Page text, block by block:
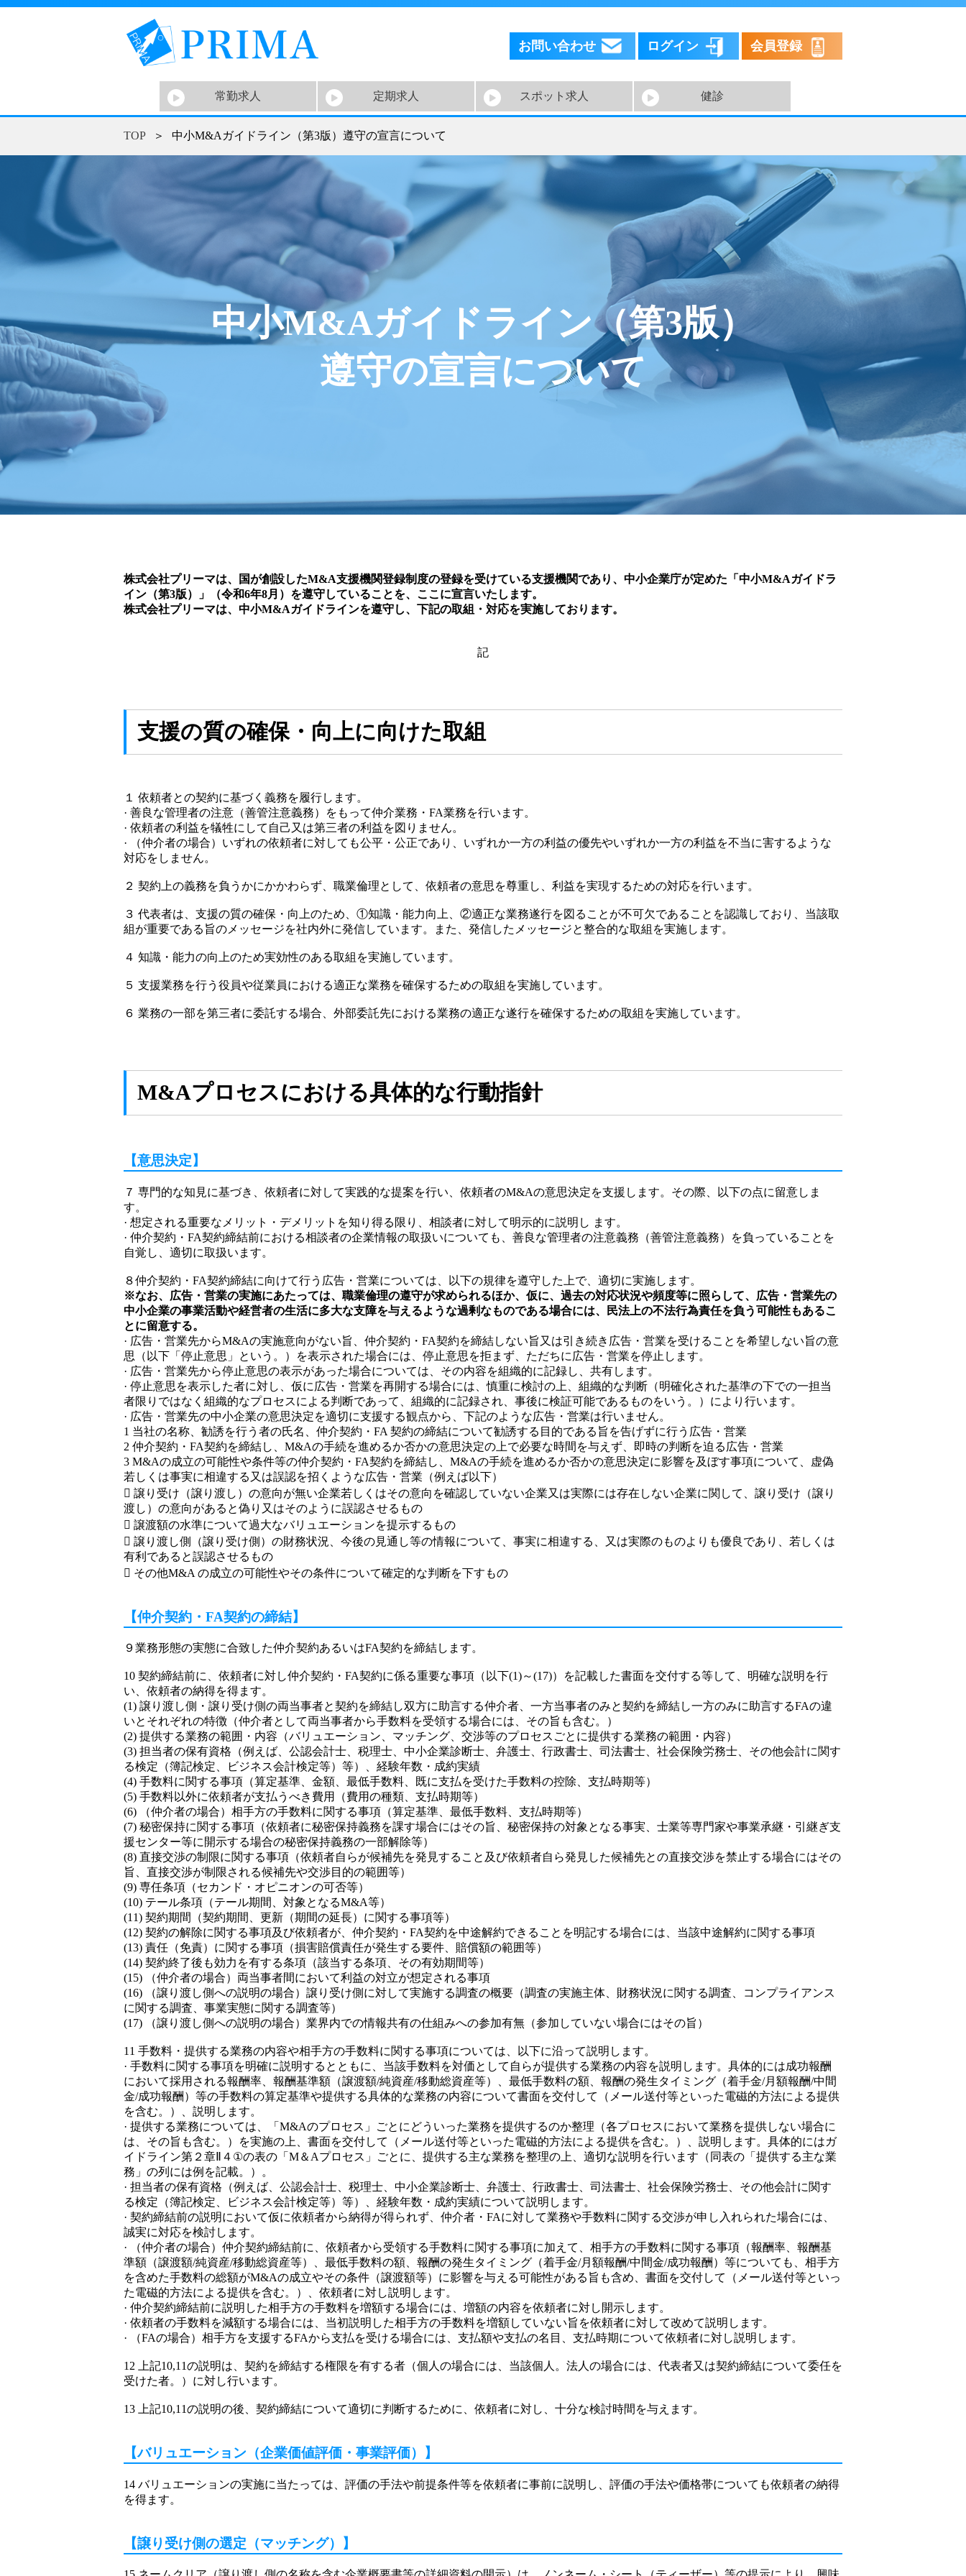
お問い合わせ ログイン 会員登録
常勤求人 定期求人 スポット求人 健診
TOP ＞ 中小M&Aガイドライン（第3版）遵守の宣言について
中小M&Aガイドライン（第3版）
遵守の宣言について
株式会社プリーマは、国が創設したM&A支援機関登録制度の登録を受けている支援機関であり、中小企業庁が定めた「中小M&Aガイドラ
イン（第3版）」（令和6年8月）を遵守していることを、ここに宣言いたします。
株式会社プリーマは、中小M&Aガイドラインを遵守し、下記の取組・対応を実施しております。
記
支援の質の確保・向上に向けた取組
１ 依頼者との契約に基づく義務を履行します。
· 善良な管理者の注意（善管注意義務）をもって仲介業務・FA業務を行います。
· 依頼者の利益を犠牲にして自己又は第三者の利益を図りません。
· （仲介者の場合）いずれの依頼者に対しても公平・公正であり、いずれか一方の利益の優先やいずれか一方の利益を不当に害するような
対応をしません。
２ 契約上の義務を負うかにかかわらず、職業倫理として、依頼者の意思を尊重し、利益を実現するための対応を行います。
３ 代表者は、支援の質の確保・向上のため、①知識・能力向上、②適正な業務遂行を図ることが不可欠であることを認識しており、当該取
組が重要である旨のメッセージを社内外に発信しています。また、発信したメッセージと整合的な取組を実施します。
４ 知識・能力の向上のため実効性のある取組を実施しています。
５ 支援業務を行う役員や従業員における適正な業務を確保するための取組を実施しています。
６ 業務の一部を第三者に委託する場合、外部委託先における業務の適正な遂行を確保するための取組を実施しています。
M&Aプロセスにおける具体的な行動指針
【意思決定】
７ 専門的な知見に基づき、依頼者に対して実践的な提案を行い、依頼者のM&Aの意思決定を支援します。その際、以下の点に留意しま
す。
· 想定される重要なメリット・デメリットを知り得る限り、相談者に対して明示的に説明し ます。
· 仲介契約・FA契約締結前における相談者の企業情報の取扱いについても、善良な管理者の注意義務（善管注意義務）を負っていることを
自覚し、適切に取扱います。
８仲介契約・FA契約締結に向けて行う広告・営業については、以下の規律を遵守した上で、適切に実施します。
※なお、広告・営業の実施にあたっては、職業倫理の遵守が求められるほか、仮に、過去の対応状況や頻度等に照らして、広告・営業先の
中小企業の事業活動や経営者の生活に多大な支障を与えるような過剰なものである場合には、民法上の不法行為責任を負う可能性もあるこ
とに留意する。
· 広告・営業先からM&Aの実施意向がない旨、仲介契約・FA契約を締結しない旨又は引き続き広告・営業を受けることを希望しない旨の意
思（以下「停止意思」という。）を表示された場合には、停止意思を拒まず、ただちに広告・営業を停止します。
· 広告・営業先から停止意思の表示があった場合については、その内容を組織的に記録し、共有します。
· 停止意思を表示した者に対し、仮に広告・営業を再開する場合には、慎重に検討の上、組織的な判断（明確化された基準の下での一担当
者限りではなく組織的なプロセスによる判断であって、組織的に記録され、事後に検証可能であるものをいう。）により行います。
· 広告・営業先の中小企業の意思決定を適切に支援する観点から、下記のような広告・営業は行いません。
1 当社の名称、勧誘を行う者の氏名、仲介契約・FA 契約の締結について勧誘する目的である旨を告げずに行う広告・営業
2 仲介契約・FA契約を締結し、M&Aの手続を進めるか否かの意思決定の上で必要な時間を与えず、即時の判断を迫る広告・営業
3 M&Aの成立の可能性や条件等の仲介契約・FA契約を締結し、M&Aの手続を進めるか否かの意思決定に影響を及ぼす事項について、虚偽
若しくは事実に相違する又は誤認を招くような広告・営業（例えば以下）
 譲り受け（譲り渡し）の意向が無い企業若しくはその意向を確認していない企業又は実際には存在しない企業に関して、譲り受け（譲り
渡し）の意向があると偽り又はそのように誤認させるもの
 譲渡額の水準について過大なバリュエーションを提示するもの
 譲り渡し側（譲り受け側）の財務状況、今後の見通し等の情報について、事実に相違する、又は実際のものよりも優良であり、若しくは
有利であると誤認させるもの
 その他M&A の成立の可能性やその条件について確定的な判断を下すもの
【仲介契約・FA契約の締結】
９業務形態の実態に合致した仲介契約あるいはFA契約を締結します。
10 契約締結前に、依頼者に対し仲介契約・FA契約に係る重要な事項（以下(1)～(17)）を記載した書面を交付する等して、明確な説明を行
い、依頼者の納得を得ます。
(1) 譲り渡し側・譲り受け側の両当事者と契約を締結し双方に助言する仲介者、一方当事者のみと契約を締結し一方のみに助言するFAの違
いとそれぞれの特徴（仲介者として両当事者から手数料を受領する場合には、その旨も含む。）
(2) 提供する業務の範囲・内容（バリュエーション、マッチング、交渉等のプロセスごとに提供する業務の範囲・内容）
(3) 担当者の保有資格（例えば、公認会計士、税理士、中小企業診断士、弁護士、行政書士、司法書士、社会保険労務士、その他会計に関す
る検定（簿記検定、ビジネス会計検定等）等）、経験年数・成約実績
(4) 手数料に関する事項（算定基準、金額、最低手数料、既に支払を受けた手数料の控除、支払時期等）
(5) 手数料以外に依頼者が支払うべき費用（費用の種類、支払時期等）
(6) （仲介者の場合）相手方の手数料に関する事項（算定基準、最低手数料、支払時期等）
(7) 秘密保持に関する事項（依頼者に秘密保持義務を課す場合にはその旨、秘密保持の対象となる事実、士業等専門家や事業承継・引継ぎ支
援センター等に開示する場合の秘密保持義務の一部解除等）
(8) 直接交渉の制限に関する事項（依頼者自らが候補先を発見すること及び依頼者自ら発見した候補先との直接交渉を禁止する場合にはその
旨、直接交渉が制限される候補先や交渉目的の範囲等）
(9) 専任条項（セカンド・オピニオンの可否等）
(10) テール条項（テール期間、対象となるM&A等）
(11) 契約期間（契約期間、更新（期間の延長）に関する事項等）
(12) 契約の解除に関する事項及び依頼者が、仲介契約・FA契約を中途解約できることを明記する場合には、当該中途解約に関する事項
(13) 責任（免責）に関する事項（損害賠償責任が発生する要件、賠償額の範囲等）
(14) 契約終了後も効力を有する条項（該当する条項、その有効期間等）
(15) （仲介者の場合）両当事者間において利益の対立が想定される事項
(16) （譲り渡し側への説明の場合）譲り受け側に対して実施する調査の概要（調査の実施主体、財務状況に関する調査、コンプライアンス
に関する調査、事業実態に関する調査等）
(17) （譲り渡し側への説明の場合）業界内での情報共有の仕組みへの参加有無（参加していない場合にはその旨）
11 手数料・提供する業務の内容や相手方の手数料に関する事項については、以下に沿って説明します。
· 手数料に関する事項を明確に説明するとともに、当該手数料を対価として自らが提供する業務の内容を説明します。具体的には成功報酬
において採用される報酬率、報酬基準額（譲渡額/純資産/移動総資産等）、最低手数料の額、報酬の発生タイミング（着手金/月額報酬/中間
金/成功報酬）等の手数料の算定基準や提供する具体的な業務の内容について書面を交付して（メール送付等といった電磁的方法による提供
を含む。）、説明します。
· 提供する業務については、「M&Aのプロセス」ごとにどういった業務を提供するのか整理（各プロセスにおいて業務を提供しない場合に
は、その旨も含む。）を実施の上、書面を交付して（メール送付等といった電磁的方法による提供を含む。）、説明します。具体的にはガ
イドライン第２章Ⅱ４①の表の「M＆Aプロセス」ごとに、提供する主な業務を整理の上、適切な説明を行います（同表の「提供する主な業
務」の列には例を記載。）。
· 担当者の保有資格（例えば、公認会計士、税理士、中小企業診断士、弁護士、行政書士、司法書士、社会保険労務士、その他会計に関す
る検定（簿記検定、ビジネス会計検定等）等）、経験年数・成約実績について説明します。
· 契約締結前の説明において仮に依頼者から納得が得られず、仲介者・FAに対して業務や手数料に関する交渉が申し入れられた場合には、
誠実に対応を検討します。
· （仲介者の場合）仲介契約締結前に、依頼者から受領する手数料に関する事項に加えて、相手方の手数料に関する事項（報酬率、報酬基
準額（譲渡額/純資産/移動総資産等）、最低手数料の額、報酬の発生タイミング（着手金/月額報酬/中間金/成功報酬）等についても、相手方
を含めた手数料の総額がM&Aの成立やその条件（譲渡額等）に影響を与える可能性がある旨も含め、書面を交付して（メール送付等といっ
た電磁的方法による提供を含む。）、依頼者に対し説明します。
· 仲介契約締結前に説明した相手方の手数料を増額する場合には、増額の内容を依頼者に対し開示します。
· 依頼者の手数料を減額する場合には、当初説明した相手方の手数料を増額していない旨を依頼者に対して改めて説明します。
· （FAの場合）相手方を支援するFAから支払を受ける場合には、支払額や支払の名目、支払時期について依頼者に対し説明します。
12 上記10,11の説明は、契約を締結する権限を有する者（個人の場合には、当該個人。法人の場合には、代表者又は契約締結について委任を
受けた者。）に対し行います。
13 上記10,11の説明の後、契約締結について適切に判断するために、依頼者に対し、十分な検討時間を与えます。
【バリュエーション（企業価値評価・事業評価）】
14 バリュエーションの実施に当たっては、評価の手法や前提条件等を依頼者に事前に説明し、評価の手法や価格帯についても依頼者の納得
を得ます。
【譲り受け側の選定（マッチング）】